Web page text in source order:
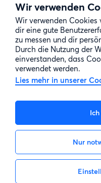
Wir verwenden
Wir verwenden
dir eine gute
zu messen und dir
Durch die Nutzung der
einverstanden, dass
verwendet werden.
Lies mehr in unserer
Nur
Datenschutz
Cookie-Richtlinie
Sitemap
E-Mail-Adresse: